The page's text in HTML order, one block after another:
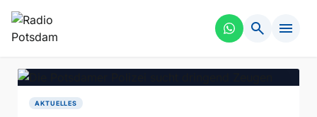
search menu
AKTUELLES